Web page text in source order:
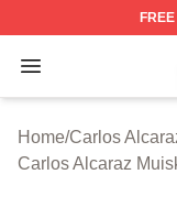
FREE
Open menu
Carlos
Home/Carlos
Carlos Alcaraz